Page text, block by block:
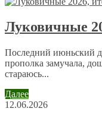
персональных данных.
Луковичные
Последний июньский
прополка замучала,
стараюсь...
Далее
12.06.2026